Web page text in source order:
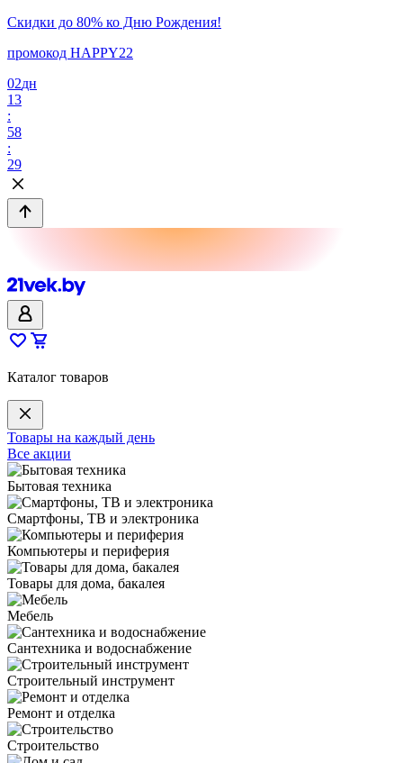
Скидки до 80% ко Дню Рождения!
промокод HAPPY22
02дн
13
:
58
:
29
Каталог товаров
Товары на каждый день
Все акции
Бытовая техника
Смартфоны, ТВ и электроника
Компьютеры и периферия
Товары для дома, бакалея
Мебель
Сантехника и водоснабжение
Строительный инструмент
Ремонт и отделка
Строительство